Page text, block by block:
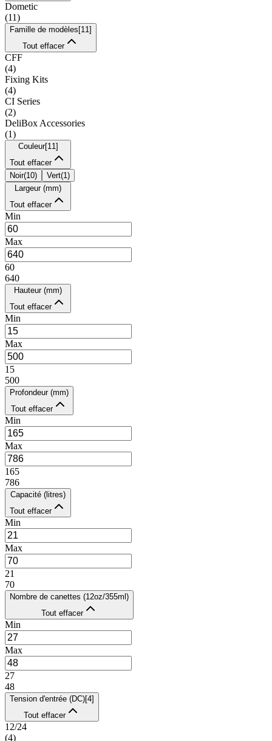
Dometic
(11)
Famille de modèles [11 ]
Tout effacer
CFF
(4)
Fixing Kits
(4)
CI Series
(2)
DeliBox Accessories
(1)
Couleur[11 ]
Tout effacer
Noir(10) Vert(1 )
Largeur (mm)
Tout effacer
Min
Max
60
640
Hauteur (mm)
Tout effacer
Min
Max
15
500
Profondeur (mm)
Tout effacer
Min
Max
165
786
Capacité (litres)
Tout effacer
Min
Max
21
70
Nombre de canettes (12oz/355ml)
Tout effacer
Min
Max
27
48
Tension d'entrée (DC)[4]
Tout effacer
12/24
(4)